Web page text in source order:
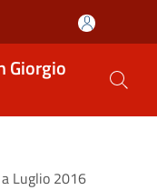
Giorgio
Luglio 2016